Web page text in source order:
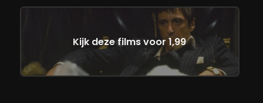
Kijk deze films voor 1,99